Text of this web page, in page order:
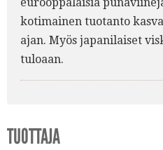
kotimainen tuotanto
ajan. Myös japanilaiset
tuloaan.
TUOTTAJA